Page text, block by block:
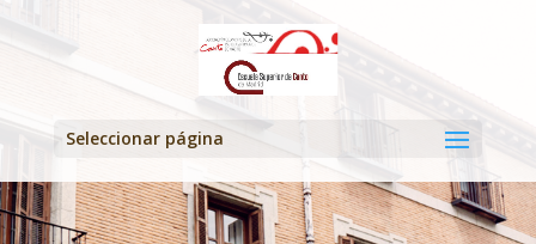
Seleccionar página